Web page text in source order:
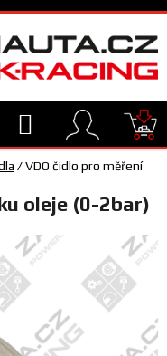
Hledat
/VDO čidlo pro měření
oleje (0-2bar)